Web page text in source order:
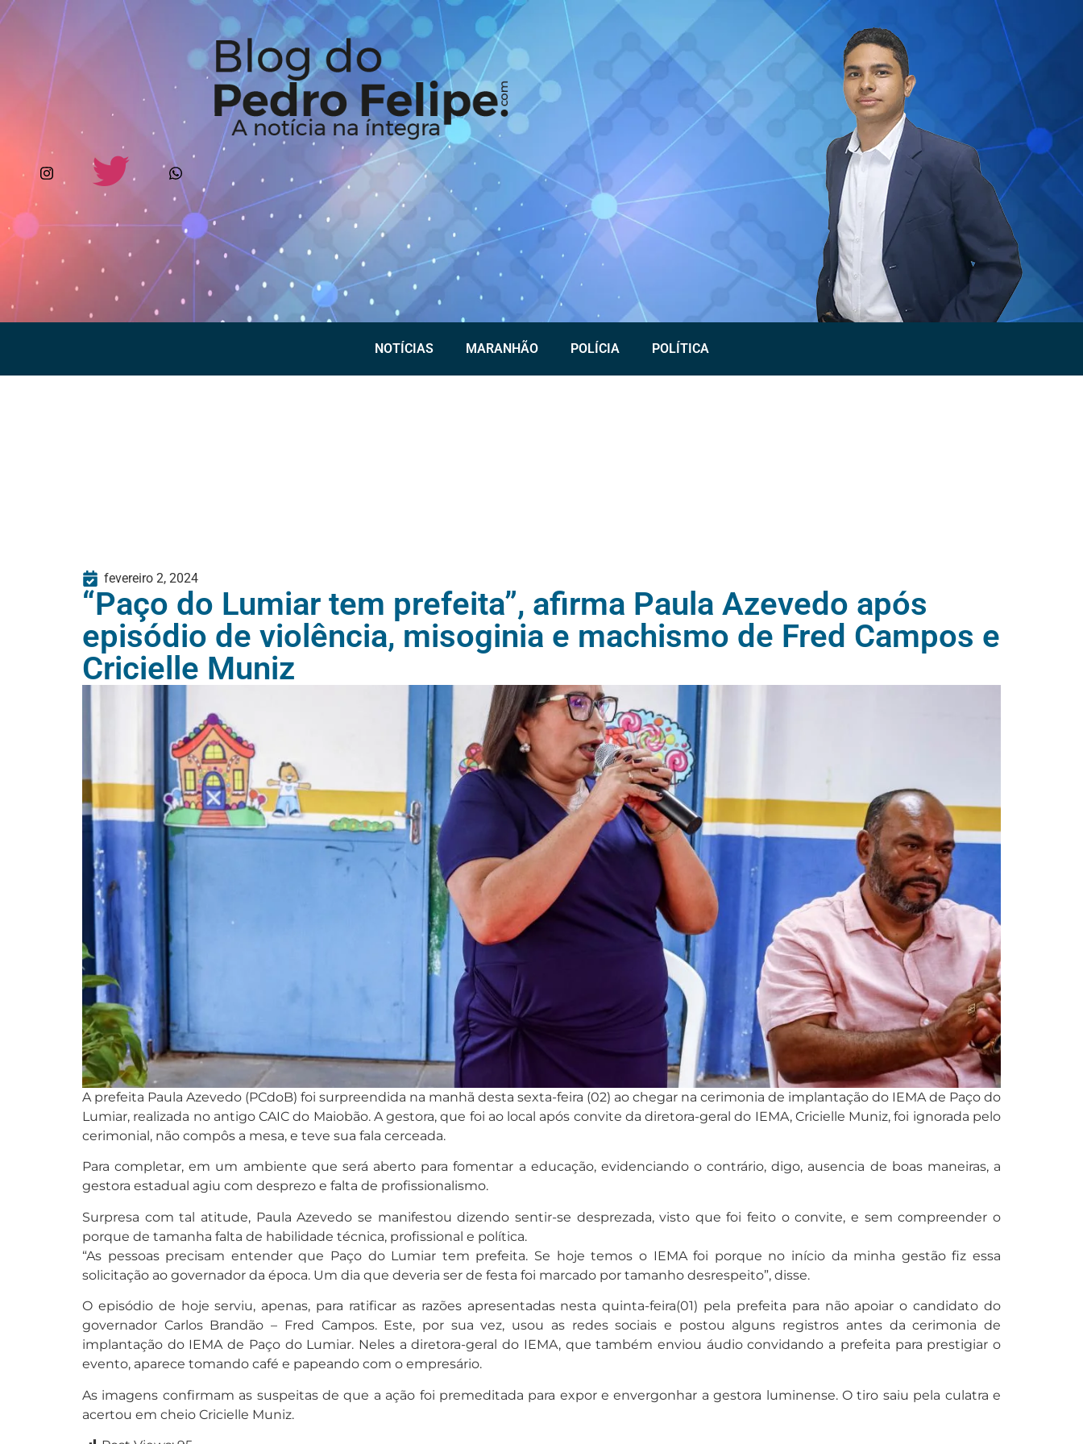
NOTÍCIAS MARANHÃO POLÍCIA POLÍTICA
fevereiro 2, 2024
“Paço do Lumiar tem prefeita”, afirma Paula Azevedo após
episódio de violência, misoginia e machismo de Fred Campos e
Cricielle Muniz
A prefeita Paula Azevedo (PCdoB) foi surpreendida na manhã desta sexta-feira (02) ao chegar na cerimonia de implantação do IEMA de Paço do
Lumiar, realizada no antigo CAIC do Maiobão. A gestora, que foi ao local após convite da diretora-geral do IEMA, Cricielle Muniz, foi ignorada pelo
cerimonial, não compôs a mesa, e teve sua fala cerceada.
Para completar, em um ambiente que será aberto para fomentar a educação, evidenciando o contrário, digo, ausencia de boas maneiras, a
gestora estadual agiu com desprezo e falta de profissionalismo.
Surpresa com tal atitude, Paula Azevedo se manifestou dizendo sentir-se desprezada, visto que foi feito o convite, e sem compreender o
porque de tamanha falta de habilidade técnica, profissional e política.
“As pessoas precisam entender que Paço do Lumiar tem prefeita. Se hoje temos o IEMA foi porque no início da minha gestão fiz essa
solicitação ao governador da época. Um dia que deveria ser de festa foi marcado por tamanho desrespeito”, disse.
O episódio de hoje serviu, apenas, para ratificar as razões apresentadas nesta quinta-feira(01) pela prefeita para não apoiar o candidato do
governador Carlos Brandão – Fred Campos. Este, por sua vez, usou as redes sociais e postou alguns registros antes da cerimonia de
implantação do IEMA de Paço do Lumiar. Neles a diretora-geral do IEMA, que também enviou áudio convidando a prefeita para prestigiar o
evento, aparece tomando café e papeando com o empresário.
As imagens confirmam as suspeitas de que a ação foi premeditada para expor e envergonhar a gestora luminense. O tiro saiu pela culatra e
acertou em cheio Cricielle Muniz.